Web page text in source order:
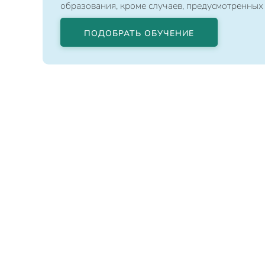
образования, кроме случаев,
ПОДОБРАТЬ ОБУЧЕНИЕ